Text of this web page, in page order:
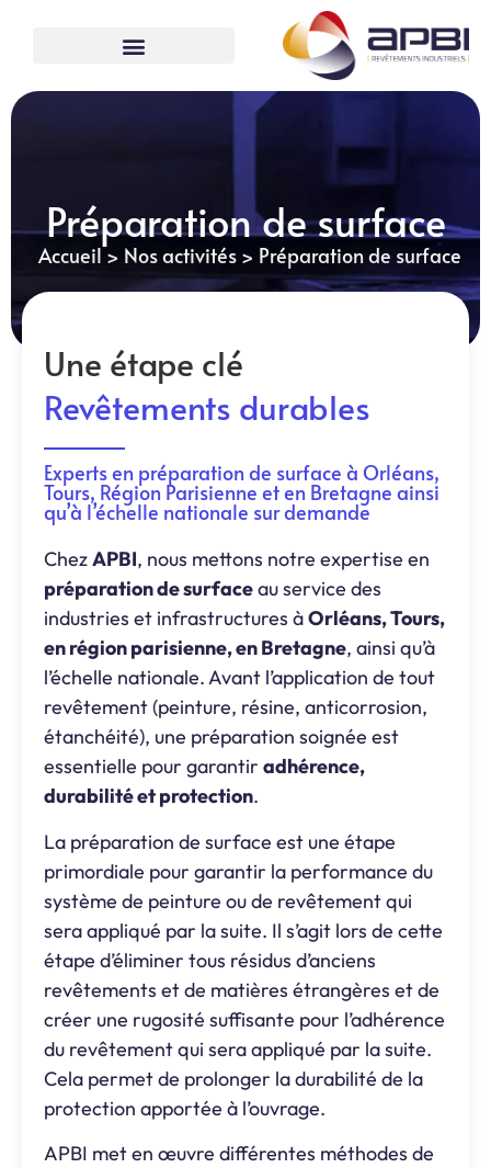
Préparation de surface
Accueil> Nos activités > Préparation de surface
Une étape clé
Revêtements durables
Experts en préparation de surface à Orléans,
Tours, Région Parisienne et en Bretagne ainsi
qu’à l’échelle nationale sur demande
ChezAPBI, nous mettons notre expertise en
préparation de surfaceau service des
industries et infrastructures àOrléans, Tours,
en région parisienne, en Bretagne, ainsi qu’à
l’échelle nationale. Avant l’application de tout
revêtement (peinture, résine, anticorrosion,
étanchéité), une préparation soignée est
essentielle pour garantir adhérence,
durabilité et protection.
La préparation de surface est une étape
primordiale pour garantir la performance du
système de peinture ou de revêtement qui
sera appliqué par la suite. Il s’agit lors de cette
étape d’éliminer tous résidus d’anciens
revêtements et de matières étrangères et de
créer une rugosité suffisante pour l’adhérence
du revêtement qui sera appliqué par la suite.
Cela permet de prolonger la durabilité de la
protection apportée à l’ouvrage.
APBI met en œuvre différentes méthodes de